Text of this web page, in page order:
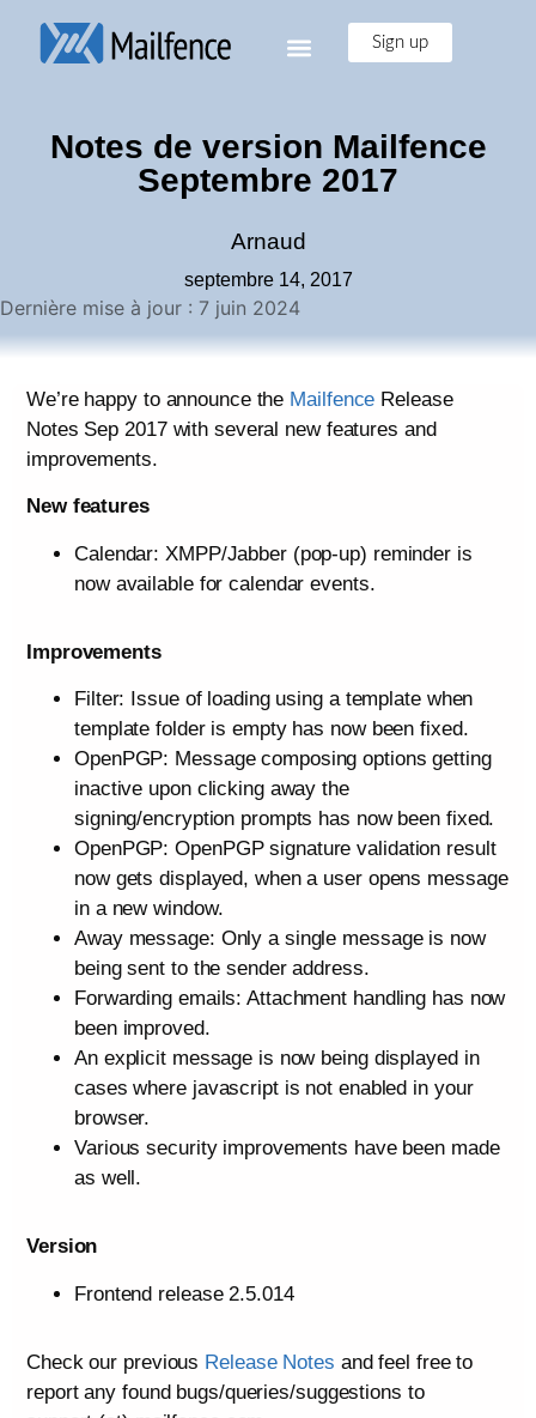
Sign up
Notes de version Mailfence
Septembre 2017
Arnaud
septembre 14, 2017
Dernière mise à jour : 7 juin 2024
We’re happy to announce the Mailfence Release
Notes Sep 2017 with several new features and
improvements.
New features
Calendar: XMPP/Jabber (pop-up) reminder is
now available for calendar events.
Improvements
Filter: Issue of loading using a template when
template folder is empty has now been fixed.
OpenPGP: Message composing options getting
inactive upon clicking away the
signing/encryption prompts has now been fixed.
OpenPGP: OpenPGP signature validation result
now gets displayed, when a user opens message
in a new window.
Away message: Only a single message is now
being sent to the sender address.
Forwarding emails: Attachment handling has now
been improved.
An explicit message is now being displayed in
cases where javascript is not enabled in your
browser.
Various security improvements have been made
as well.
Version
Frontend release 2.5.014
Check our previous Release Notes and feel free to
report any found bugs/queries/suggestions to